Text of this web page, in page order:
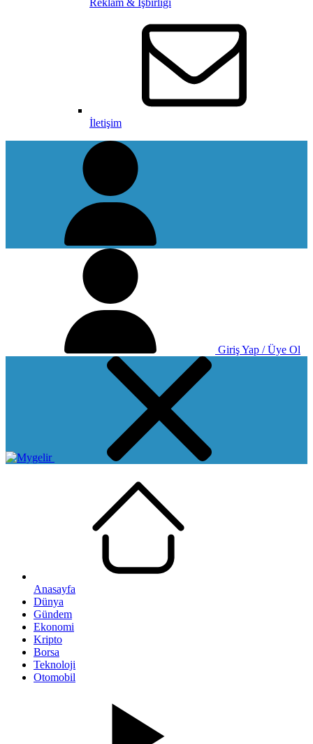
Reklam & İşbirliği
İletişim
Giriş Yap / Üye Ol
Anasayfa
Dünya
Gündem
Ekonomi
Kripto
Borsa
Teknoloji
Otomobil